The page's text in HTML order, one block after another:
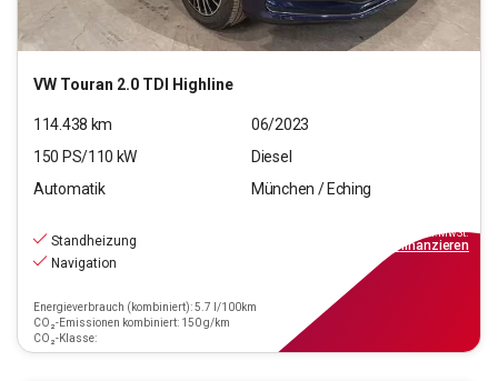
VW Touran 2.0 TDI Highline
114.438 km
06/2023
150 PS/110 kW
Diesel
Automatik
München / Eching
Standheizung
Navigation
Energieverbrauch (kombiniert): 5.7 l/100km
CO₂-Emissionen kombiniert: 150 g/km
CO₂-Klasse:
inkl.MwSt.
finanzieren